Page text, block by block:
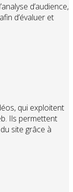
d’audience,
d’évaluer et
qui exploitent
Ils permettent
site grâce à